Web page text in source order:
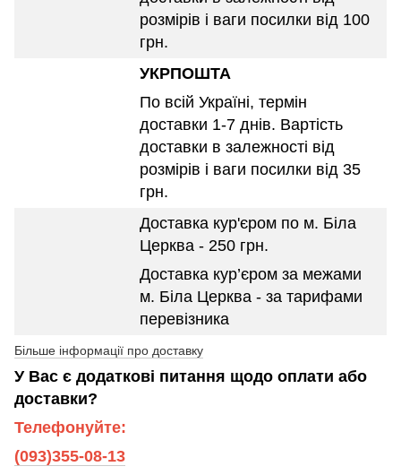
розмірів і ваги посилки від 100
грн.
УКРПОШТА
По всій Україні, термін
доставки 1-7 днів. Вартість
доставки в залежності від
розмірів і ваги посилки від 35
грн.
Доставка кур'єром по м. Біла
Церква - 250 грн.
Доставка кур’єром за межами
м. Біла Церква - за тарифами
перевізника
Більше інформації про доставку
У Вас є додаткові питання щодо оплати або
доставки?
Телефонуйте:
(093)355-08-13